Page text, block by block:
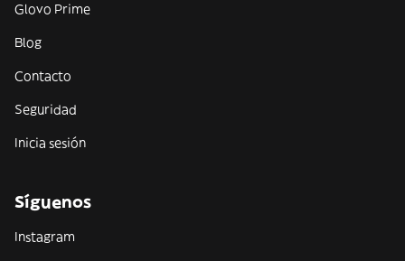
Glovo Prime
Blog
Contacto
Seguridad
Inicia sesión
Síguenos
Instagram